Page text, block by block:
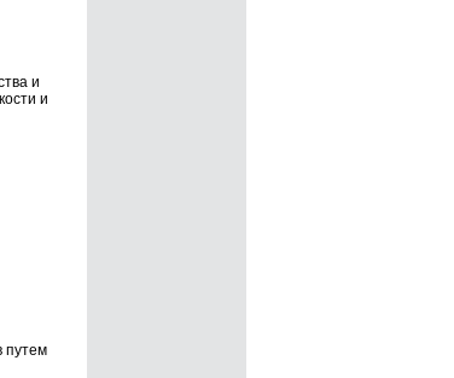
и
и
путем